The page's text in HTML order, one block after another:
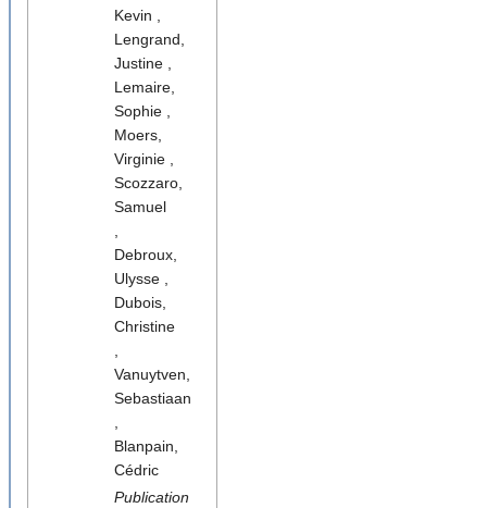
Kevin ,
Lengrand,
Justine ,
Lemaire,
Sophie ,
Moers,
Virginie ,
Scozzaro,
Samuel
,
Debroux,
Ulysse ,
Dubois,
Christine
,
Vanuytven,
Sebastiaan
,
Blanpain,
Cédric
Publication